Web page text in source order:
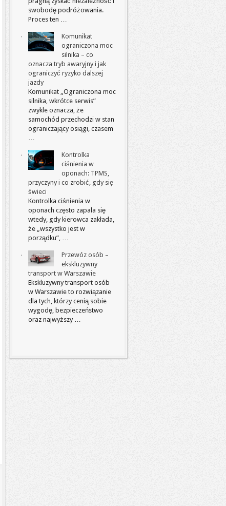
swobodę podróżowania.
Proces ten …
Komunikat
ograniczona moc
silnika – co
oznacza tryb awaryjny i jak
ograniczyć ryzyko dalszej
jazdy
Komunikat „Ograniczona moc
silnika, wkrótce serwis”
zwykle oznacza, że
samochód przechodzi w stan
ograniczający osiągi, czasem
…
Kontrolka
ciśnienia w
oponach: TPMS,
przyczyny i co zrobić, gdy się
świeci
Kontrolka ciśnienia w
oponach często zapala się
wtedy, gdy kierowca zakłada,
że „wszystko jest w
porządku”, …
Przewóz osób –
ekskluzywny
transport w Warszawie
Ekskluzywny transport osób
w Warszawie to rozwiązanie
dla tych, którzy cenią sobie
wygodę, bezpieczeństwo
oraz najwyższy …